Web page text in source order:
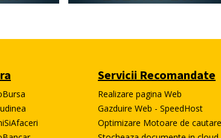
Servicii Recomandate
Realizare pagina Web
Gazduire Web - SpeedHost
Optimizare Motoare de cautare